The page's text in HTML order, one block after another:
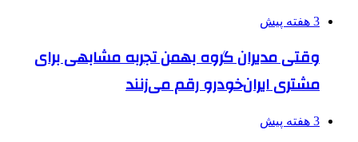
3 هفته پیش
وقتی مدیران گروه بهمن تجربه مشابهی برای
مشتری ایران‌خودرو رقم می‌زنند
3 هفته پیش